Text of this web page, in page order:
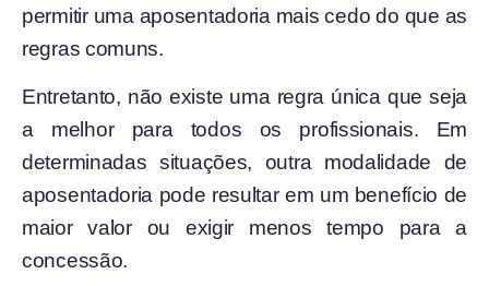
permitir uma aposentadoria mais cedo do que as
regras comuns.
Entretanto, não existe uma regra única que seja
a melhor para todos os profissionais. Em
determinadas situações, outra modalidade de
aposentadoria pode resultar em um benefício de
maior valor ou exigir menos tempo para a
concessão.